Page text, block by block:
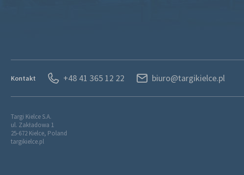
Kontakt +48 41 365 12 22 biuro@targikielce.pl
Targi Kielce S.A.
ul. Zakładowa 1
25-672 Kielce, Poland
targikielce.pl